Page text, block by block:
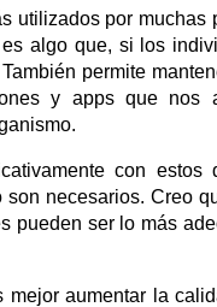
utilizados por muchas
algo que, si los
permite
y apps que nos
con estos
necesarios. Creo
pueden ser lo más
aumentar la